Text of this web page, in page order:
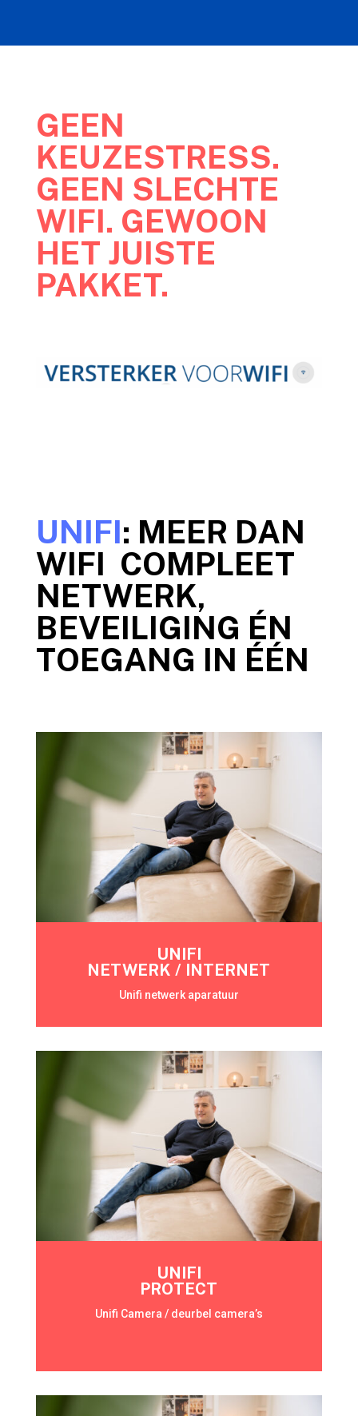
GEEN
KEUZESTRESS.
GEEN SLECHTE
WIFI. GEWOON
HET JUISTE
PAKKET.
UNIFI: MEER DAN
WIFI COMPLEET
NETWERK,
BEVEILIGING ÉN
TOEGANG IN ÉÉN
UNIFI
NETWERK / INTERNET
Unifi netwerk aparatuur
UNIFI
PROTECT
Unifi Camera / deurbel camera’s